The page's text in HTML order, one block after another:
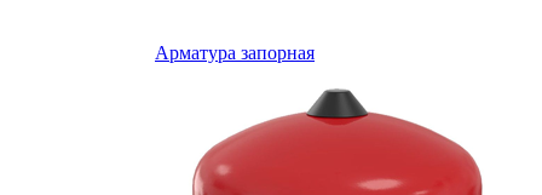
Арматура запорная